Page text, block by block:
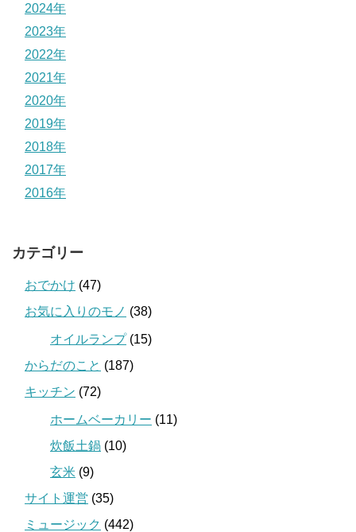
2024年
2023年
2022年
2021年
2020年
2019年
2018年
2017年
2016年
カテゴリー
おでかけ (47)
お気に入りのモノ (38)
オイルランプ(15)
からだのこと (187)
キッチン (72)
ホームベーカリー (11)
炊飯土鍋 (10)
玄米 (9)
サイト運営 (35)
ミュージック (442)